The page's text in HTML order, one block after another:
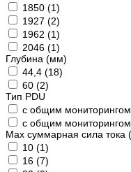
1850 (1)
1927 (2)
1962 (1)
2046 (1)
Глубина (мм)
44,4 (18)
60 (2)
Тип PDU
с общим
с общим
Max суммарная сила тока
10 (1)
16 (7)